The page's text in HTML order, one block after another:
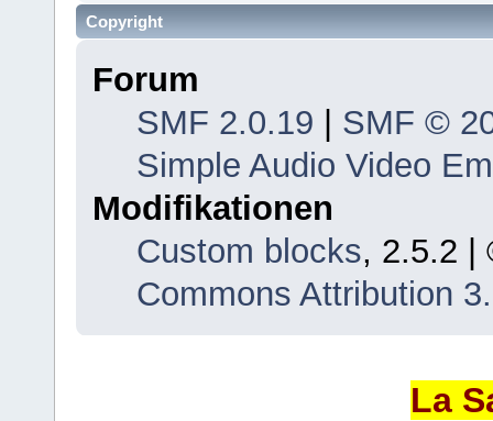
Copyright
Forum
SMF 2.0.19
SMF ©
Simple Audio Video
Modifikationen
Custom blocks, 2.5.2 |
Commons Attribution
La